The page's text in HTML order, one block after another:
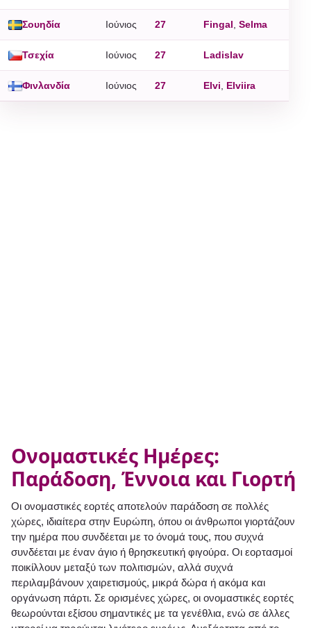
Σουηδία Ιούνιος 27 Fingal Selma
Τσεχία Ιούνιος 27 Ladislav
Φινλανδία Ιούνιος 27 Elvi Elviira
Ονομαστικές Ημέρες:
Παράδοση, Έννοια και Γιορτή
Οι ονομαστικές εορτές αποτελούν παράδοση σε πολλές
χώρες, ιδιαίτερα στην Ευρώπη, όπου οι άνθρωποι γιορτάζουν
την ημέρα που συνδέεται με το όνομά τους, που συχνά
συνδέεται με έναν άγιο ή θρησκευτική φιγούρα. Οι εορτασμοί
ποικίλλουν μεταξύ των πολιτισμών, αλλά συχνά
περιλαμβάνουν χαιρετισμούς, μικρά δώρα ή ακόμα και
οργάνωση πάρτι. Σε ορισμένες χώρες, οι ονομαστικές εορτές
θεωρούνται εξίσου σημαντικές με τα γενέθλια, ενώ σε άλλες